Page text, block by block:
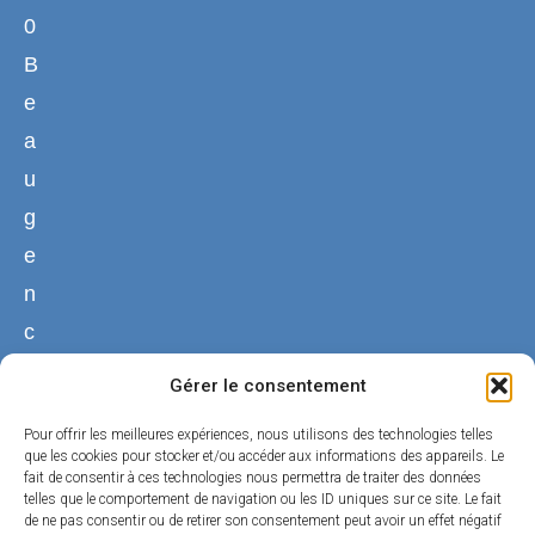
Gérer le consentement
Pour offrir les meilleures expériences, nous utilisons des technologies telles
que les cookies pour stocker et/ou accéder aux informations des appareils. Le
fait de consentir à ces technologies nous permettra de traiter des données
telles que le comportement de navigation ou les ID uniques sur ce site. Le fait
de ne pas consentir ou de retirer son consentement peut avoir un effet négatif
0
B
e
a
u
g
e
n
c
02
38
44
50